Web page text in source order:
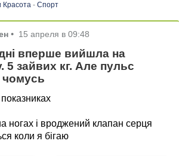
Красота- Спорт
• 15 апреля в 09:48
вперше вийшла на
5 зайвих кг. Але пульс
чомусь
ногах і вроджений клапан серця
коли я бігаю